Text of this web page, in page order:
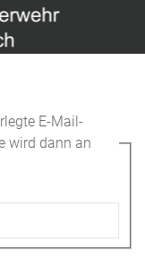
E-Mail-
wird dann an